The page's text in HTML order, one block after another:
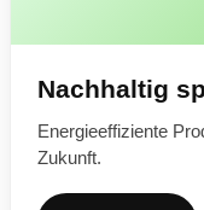
Nachhaltig
Energieeffiziente
Zukunft.